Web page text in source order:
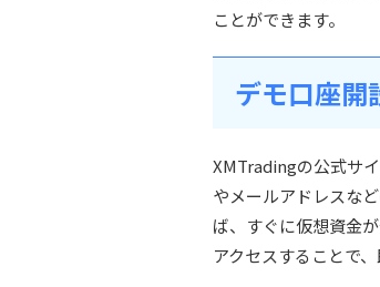
ことができます。
デモ口座開
XMTradingの公式サ
やメールアドレスな
ば、すぐに仮想資金
アクセスすることで